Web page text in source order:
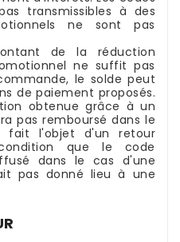
transmissibles à des
ne sont pas
de la réduction
ne suffit pas
le solde peut
de paiement proposés.
obtenue grâce à un
pas remboursé dans le
fait l'objet d'un retour
que le code
dans le cas d'une
pas donné lieu à une